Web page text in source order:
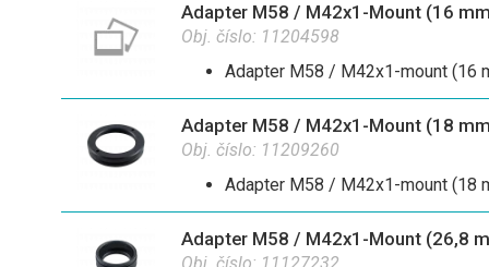
Adapter M58 / M42x1-Mount (16
Obj. číslo: 11204598
Adapter M58 / M42x1-mount (16
Adapter M58 / M42x1-Mount (18
Obj. číslo: 11209260
Adapter M58 / M42x1-mount (18
Adapter M58 / M42x1-Mount (26,8